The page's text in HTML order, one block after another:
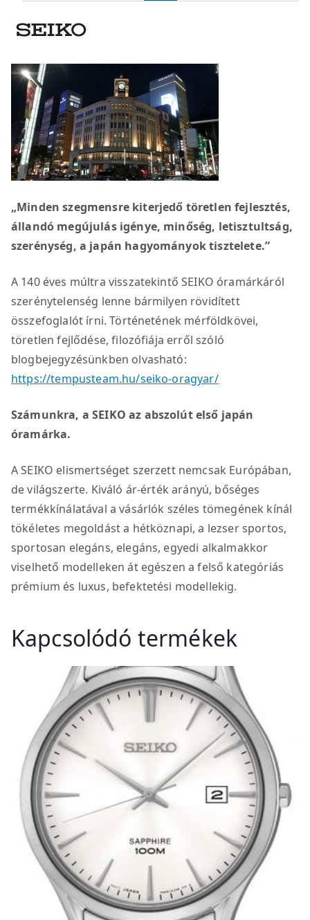
„Minden szegmensre kiterjedő töretlen fejlesztés,
állandó megújulás igénye, minőség, letisztultság,
szerénység, a japán hagyományok tisztelete.”
A 140 éves múltra visszatekintő SEIKO óramárkáról
szerénytelenség lenne bármilyen rövidített
összefoglalót írni. Történetének mérföldkövei,
töretlen fejlődése, filozófiája erről szóló
blogbejegyzésünkben olvasható:
https://tempusteam.hu/seiko-oragyar/
Számunkra, a SEIKO az abszolút első japán
óramárka.
A SEIKO elismertséget szerzett nemcsak Európában,
de világszerte. Kiváló ár-érték arányú, bőséges
termékkínálatával a vásárlók széles tömegének kínál
tökéletes megoldást a hétköznapi, a lezser sportos,
sportosan elegáns, elegáns, egyedi alkalmakkor
viselhető modelleken át egészen a felső kategóriás
prémium és luxus, befektetési modellekig.
Kapcsolódó termékek